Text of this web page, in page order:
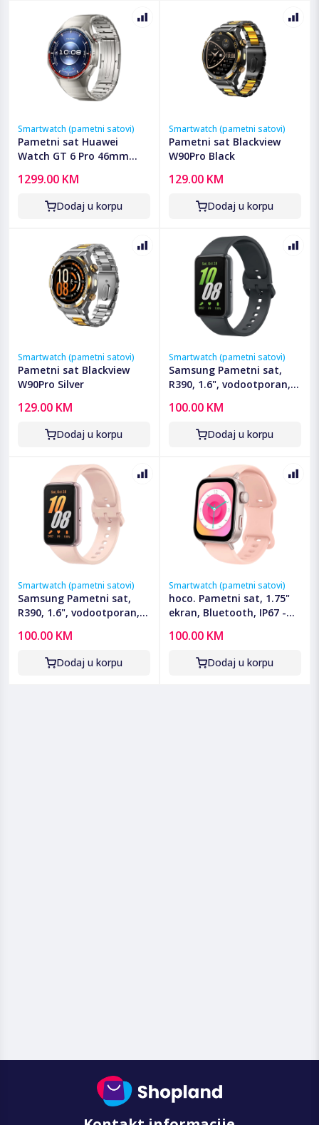
Smartwatch (pametni satovi)
Pametni sat Huawei
Watch GT 6 Pro 46mm
1299.00 KM
Dodaj u korpu
Smartwatch (pametni satovi)
Pametni sat Blackview
W90Pro Black
129.00 KM
Dodaj u korpu
Smartwatch (pametni satovi)
Pametni sat Blackview
W90Pro Silver
129.00 KM
Dodaj u korpu
Smartwatch (pametni satovi)
Samsung Pametni sat,
R390, 1.6", vodootporan,
Fit3; R390 Black
100.00 KM
Dodaj u korpu
Smartwatch (pametni satovi)
Samsung Pametni sat,
R390, 1.6", vodootporan,
Fit3 Pink Gold
100.00 KM
Dodaj u korpu
Smartwatch (pametni satovi)
hoco. Pametni sat, 1.75"
ekran, Bluetooth, IP67 -
100.00 KM
Dodaj u korpu